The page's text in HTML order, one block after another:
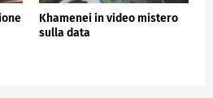
Khamenei in video mistero
sulla data